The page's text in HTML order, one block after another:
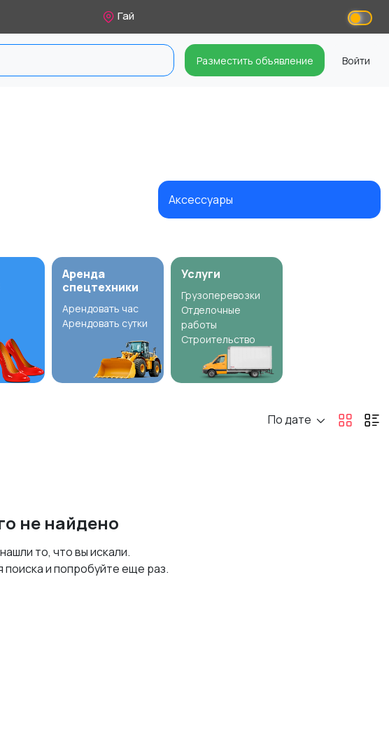
Гай
Разместить объявление Войти
Аксессуары
Аренда
спецтехники
Арендовать час
Арендовать сутки
Услуги
Грузоперевозки
Отделочные
работы
Строительство
По дате
не найдено
то, что вы искали.
поиска и попробуйте еще раз.